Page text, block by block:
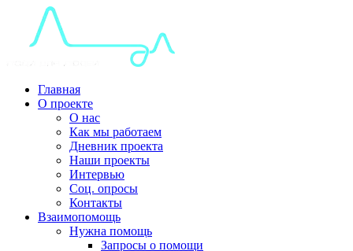
Главная
О проекте
О нас
Как мы работаем
Дневник проекта
Наши проекты
Интервью
Соц. опросы
Контакты
Взаимопомощь
Нужна помощь
Запросы о помощи